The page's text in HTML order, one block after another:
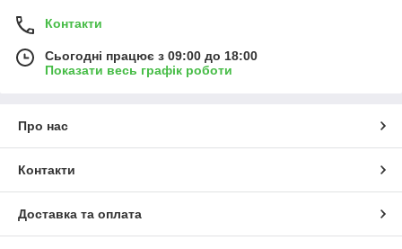
Контакти
Сьогодні працює з 09:00 до 18:00
Показати весь графік роботи
Про нас
Контакти
Доставка та оплата